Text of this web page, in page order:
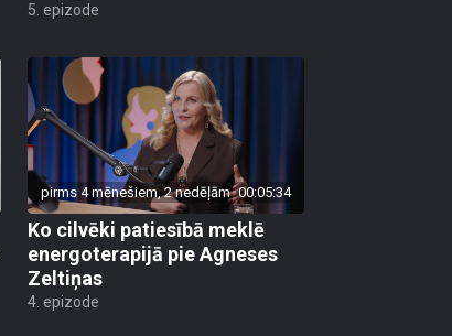
5. epizode
pirms 4 mēnešiem, 2 nedēļām 00:05:34
Ko cilvēki patiesībā meklē
energoterapijā pie Agneses
Zeltiņas
4. epizode